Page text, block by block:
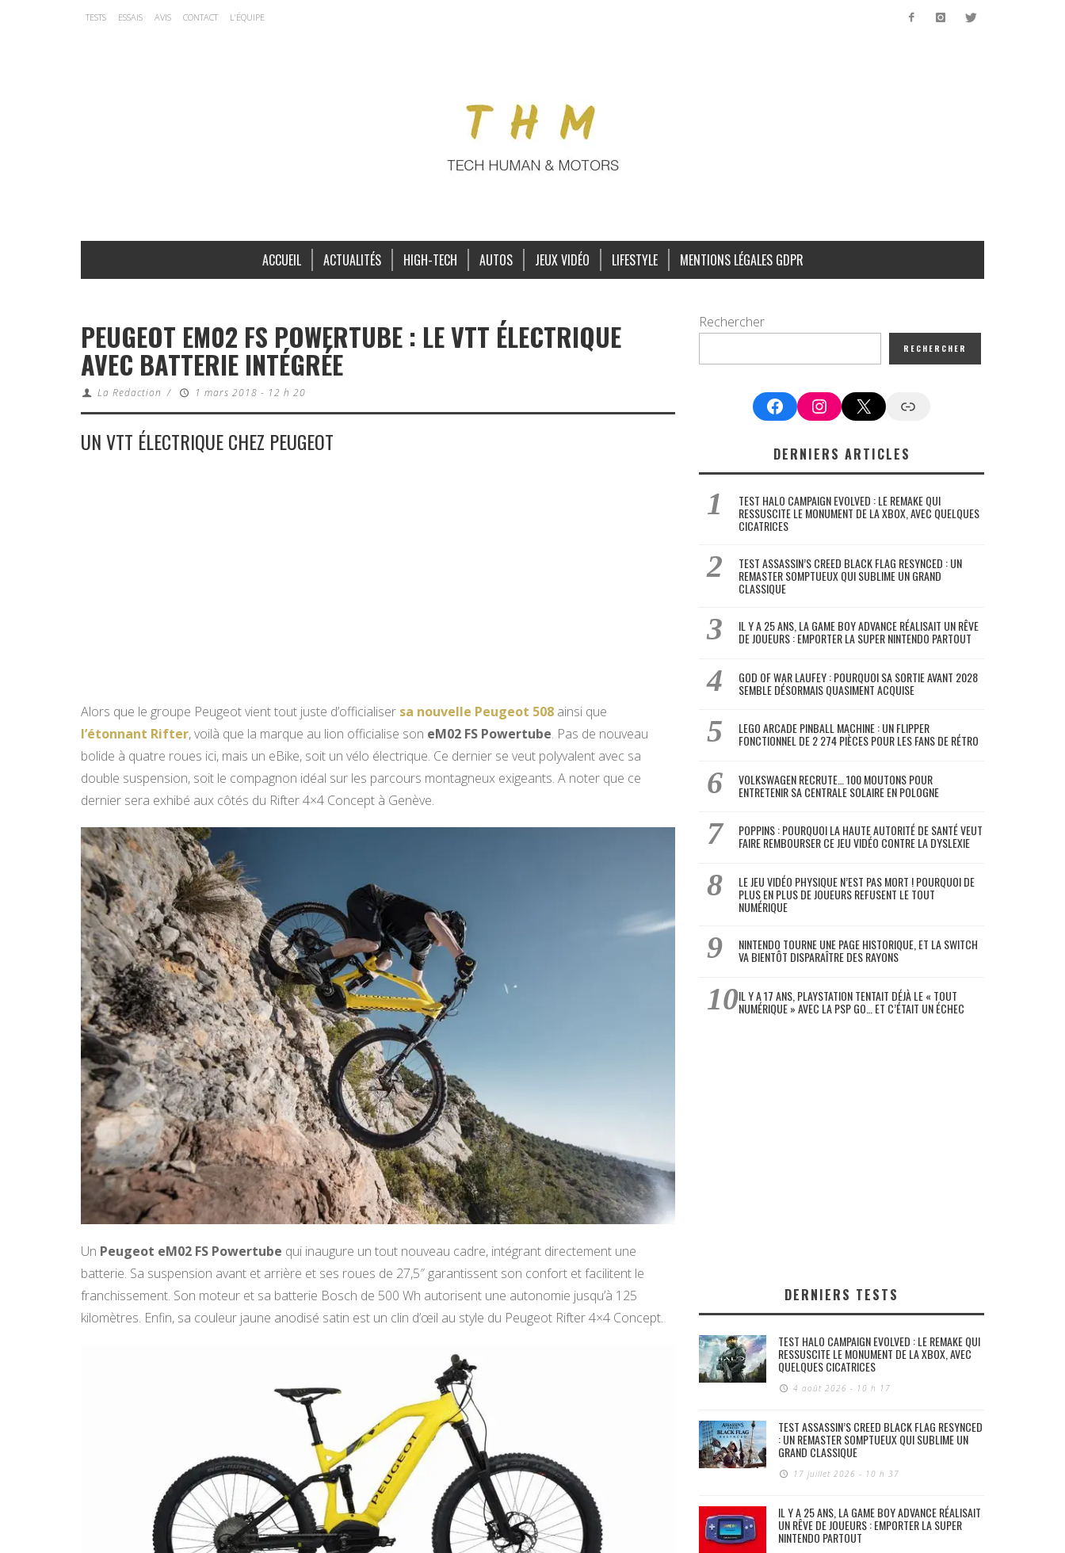
TESTS ESSAIS AVIS CONTACT L’ÉQUIPE
ACCUEIL ACTUALITÉS HIGH-TECH AUTOS JEUX VIDÉO LIFESTYLE MENTIONS LÉGALES GDPR
PEUGEOT EM02 FS POWERTUBE : LE VTT ÉLECTRIQUE
AVEC BATTERIE INTÉGRÉE
La Redaction / 1 mars 2018 - 12 h 20
UN VTT ÉLECTRIQUE CHEZ PEUGEOT
Alors que le groupe Peugeot vient tout juste d’officialiser sa nouvelle Peugeot 508 ainsi que
l’étonnant Rifter, voilà que la marque au lion officialise son eM02 FS Powertube. Pas de nouveau
bolide à quatre roues ici, mais un eBike, soit un vélo électrique. Ce dernier se veut polyvalent avec sa
double suspension, soit le compagnon idéal sur les parcours montagneux exigeants. A noter que ce
dernier sera exhibé aux côtés du Rifter 4×4 Concept à Genève.
Un Peugeot eM02 FS Powertube qui inaugure un tout nouveau cadre, intégrant directement une
batterie. Sa suspension avant et arrière et ses roues de 27,5″ garantissent son confort et facilitent le
franchissement. Son moteur et sa batterie Bosch de 500 Wh autorisent une autonomie jusqu’à 125
kilomètres. Enfin, sa couleur jaune anodisé satin est un clin d’œil au style du Peugeot Rifter 4×4 Concept.
Rechercher
RECHERCHER
FacebookInstagram
X Google News
DERNIERS ARTICLES
TEST HALO CAMPAIGN EVOLVED : LE REMAKE QUI
RESSUSCITE LE MONUMENT DE LA XBOX, AVEC QUELQUES
CICATRICES
TEST ASSASSIN’S CREED BLACK FLAG RESYNCED : UN
REMASTER SOMPTUEUX QUI SUBLIME UN GRAND
CLASSIQUE
IL Y A 25 ANS, LA GAME BOY ADVANCE RÉALISAIT UN RÊVE
DE JOUEURS : EMPORTER LA SUPER NINTENDO PARTOUT
GOD OF WAR LAUFEY : POURQUOI SA SORTIE AVANT 2028
SEMBLE DÉSORMAIS QUASIMENT ACQUISE
LEGO ARCADE PINBALL MACHINE : UN FLIPPER
FONCTIONNEL DE 2 274 PIÈCES POUR LES FANS DE RÉTRO
VOLKSWAGEN RECRUTE… 100 MOUTONS POUR
ENTRETENIR SA CENTRALE SOLAIRE EN POLOGNE
POPPINS : POURQUOI LA HAUTE AUTORITÉ DE SANTÉ VEUT
FAIRE REMBOURSER CE JEU VIDÉO CONTRE LA DYSLEXIE
LE JEU VIDÉO PHYSIQUE N’EST PAS MORT ! POURQUOI DE
PLUS EN PLUS DE JOUEURS REFUSENT LE TOUT
NUMÉRIQUE
NINTENDO TOURNE UNE PAGE HISTORIQUE, ET LA SWITCH
VA BIENTÔT DISPARAÎTRE DES RAYONS
IL Y A 17 ANS, PLAYSTATION TENTAIT DÉJÀ LE « TOUT
NUMÉRIQUE » AVEC LA PSP GO… ET C’ÉTAIT UN ÉCHEC
DERNIERS TESTS
TEST HALO CAMPAIGN EVOLVED : LE REMAKE QUI
RESSUSCITE LE MONUMENT DE LA XBOX, AVEC
QUELQUES CICATRICES
4 août 2026 - 10 h 17
TEST ASSASSIN’S CREED BLACK FLAG RESYNCED
: UN REMASTER SOMPTUEUX QUI SUBLIME UN
GRAND CLASSIQUE
17 juillet 2026 - 10 h 37
IL Y A 25 ANS, LA GAME BOY ADVANCE RÉALISAIT
UN RÊVE DE JOUEURS : EMPORTER LA SUPER
NINTENDO PARTOUT